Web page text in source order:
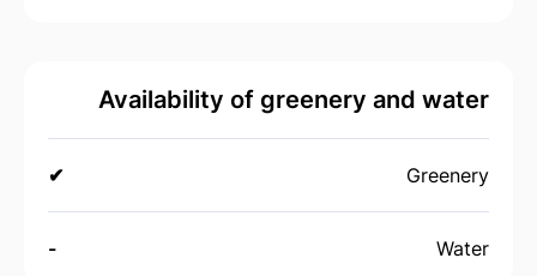
Availability of greenery and water
Greenery
✔
Water
-